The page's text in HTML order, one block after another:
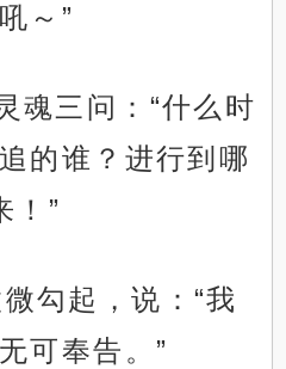
～”
魂三问：“什么时
的谁？进行到哪
！”
勾起，说：“我
可奉告。”